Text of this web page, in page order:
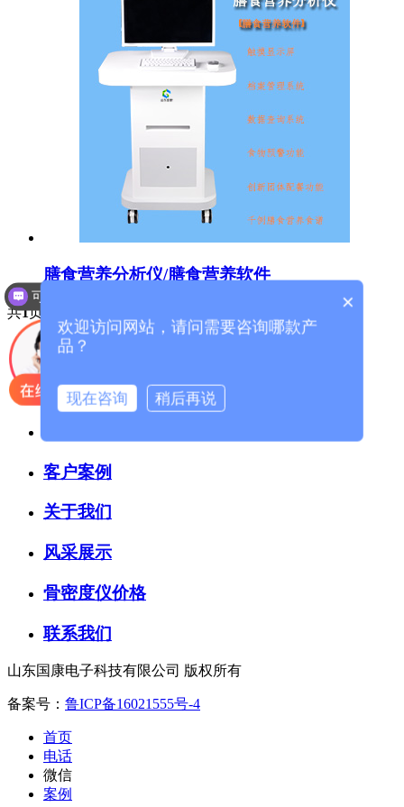
膳食营养分析仪/膳食营养软件
共1页
产品中心
问题答疑
客户案例
关于我们
风采展示
骨密度仪价格
联系我们
山东国康电子科技有限公司 版权所有
备案号： 鲁ICP备16021555号-4
首页
电话
微信
案例
×
欢迎访问网站，请问需要咨询哪款产
品？
现在咨询 稍后再说